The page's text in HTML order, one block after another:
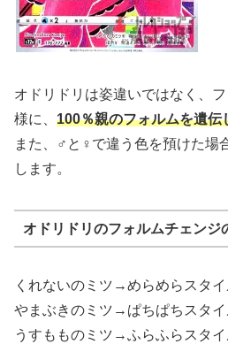
オドリドリは姿違いではなく、
様に、 100％親のフォルムを遺伝
また、♂と♀で違う色を預けた場
します。
オドリドリのフォルムチェンジ
くれないのミツ→めらめらスタ
やまぶきのミツ→ぱちぱちスタ
うすもものミツ→ふらふらスタ